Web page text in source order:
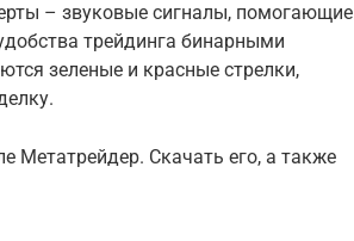
– звуковые сигналы, помогающие
трейдинга бинарными
зеленые и красные стрелки,
Метатрейдер. Скачать его, а также